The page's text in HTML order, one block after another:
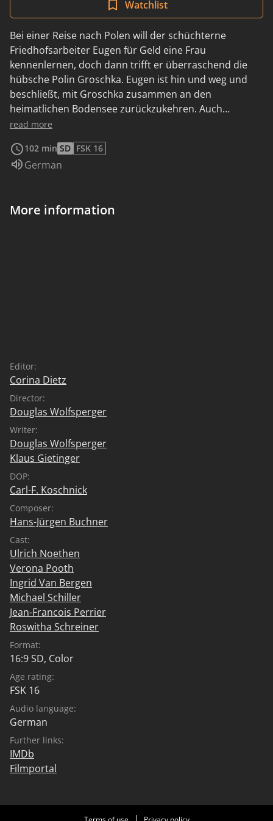
Watchlist
Bei einer Reise nach Polen will der schüchterne
Friedhofsarbeiter Eugen für Geld eine Frau
kennenlernen, doch dann trifft er überraschend die
hübsche Polin Groschka. Eugen ist hin und weg und
beschließt, mit Groschka zusammen an den
heimatlichen Bodensee zurückzukehren. Auch
Groschka passt das gut, da sie gerade auf der der
Deutschland schon Eugens eifersüchtige und
temperamentvolle Mutter, mit der sich Groschka
Eugens Mitreisenden tot aufgefunden….
read more
102 min SD FSK 16
Audio language:
German
More information
Editor:
Corina Dietz
Director:
Douglas Wolfsperger
Writer:
Douglas Wolfsperger
Klaus Gietinger
DOP:
Carl-F. Koschnick
Composer:
Hans-Jürgen Buchner
Cast:
Ulrich Noethen
Verona Pooth
Ingrid Van Bergen
Michael Schiller
Jean-Francois Perrier
Roswitha Schreiner
Format:
16:9 SD, Color
Age rating:
FSK 16
Audio language:
German
Further links:
IMDb
Filmportal